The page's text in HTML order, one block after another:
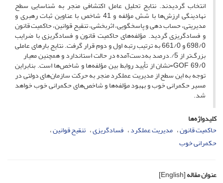
انتخاب گردیدند. نتایج تحلیل عامل اکتشافی منجر به شناسایی سطح
نهادینگی ارزش‌ها با شش مؤلفه و 41 شاخص با عناوین ثبات رهبری و
مدیریتی، حساب دهی و پاسخگویی، اثربخشی، تنقیح قوانین، حاکمیت قانون
و فسادگریزی گردید. مؤلفه‌های حاکمیت قانون و فسادگریزی با ضرایب
698/0 و 661/0 به ترتیب رتبه اول و دوم قرار گرفت. نتایج بارهای عاملی
بزرگ‌تر از 5/.درصد به‌دست‌آمده در حالت استاندارد و همچنین معیار
69/0 GOF=نشان از تأیید روابط بین مؤلفه‌ها و شاخص‌ها است. بنابراین
توجه به این سطح از مدیریت عملکرد منجر به حرکت سازمان‌های دولتی در
مسیر حکمرانی خوب و بهبود مؤلفه‌ها و شاخص‌های حکمرانی خوب خواهد
شد.
کلیدواژه‌ها
حاکمیت قانون مدیریت عملکرد فسادگریزی تنقیح قوانین
حکمرانی خوب
عنوان مقاله[English]